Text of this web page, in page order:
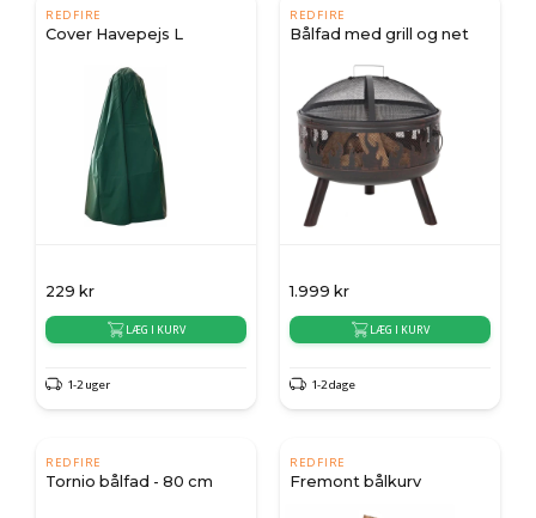
REDFIRE
Cover Havepejs L
229 kr
LÆG I KURV
1-2 uger
REDFIRE
Bålfad med grill og net
1.999 kr
LÆG I KURV
1-2 dage
REDFIRE
Tornio bålfad - 80 cm
REDFIRE
Fremont bålkurv